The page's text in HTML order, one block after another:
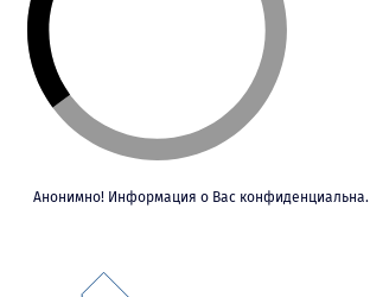
Анонимно! Информация о Вас конфиденциальна.